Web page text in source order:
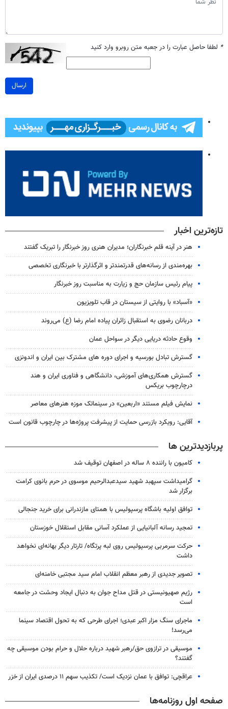
* لطفا حاصل عبارت را در جعبه متن روبرو وارد کنید
ارسال
تازه‌ترین اخبار
هنر در آینه قلم خبرنگاران؛ مدیران هنری روز خبرنگار را تبریک گفتند
بهره‌مندی از رسانه‌های قدرتمندتر و اثرگذارتر با خبرنگاری تخصصی
پیام رئیس سازمان حج و زیارت به مناسبت روز خبرنگار
«آسباد» با روایتی از سیستان در قاب تلویزیون
دربانان رضوی به استقبال زائران پیاده امام رضا (ع) می‌روند
وقوع حادثه دریایی دیگر در سواحل عمان
گسترش تبادل بورسیه و اجرای دوره های مشترک بین ایران و اندونزی
گسترش همکاری‌های آموزشی، دانشگاهی و فناوری ایران و هند
درچارچوب بریکس
نمایش فیلم مستند «اربعین» در سینماتک موزه هنرهای معاصر
آقایی: رویکرد بازرسی حمایت از پیشرفت پروژه‌ها در چارچوب قانون است
پربازدیدترین ها
کامیون با راننده ۸ ساله در اصفهان توقیف شد
گرامیداشت سپهبد شهید سیدعبدالرحیم موسوی در حرم بانوی کرامت
برگزار شد
توافق اولیه باشگاه پرسپولیس با همتای مازندرانی برای خرید جنجالی
تمجید رسانه آلبانیایی از عملکرد آسانی مقابل استقلال خوزستان
حرکت سرمربی پرسپولیس روی لبه پرتگاه/ تارتار دیگر بهانه‌ای نخواهد
داشت
تصویر جدیدی از رهبر معظم انقلاب امام سید مجتبی خامنه‌ای
رژیم صهیونیستی در قتل مداح جوان به دنبال ایجاد وحشت در جامعه
است
ماجرای سنگ مزار اکبر عبدی؛ اجرای طرحی که به تحول اقتصاد سینما
می‌رسد!
موسیقی در ترازوی حق/رهبر شهید درباره حلال و حرام بودن موسیقی چه
گفتند؟
عراقچی: توافق با عمان نزدیک است/ تکذیب سهم ۱۱ درصدی ایران از خزر
صفحه اول روزنامه‌ها